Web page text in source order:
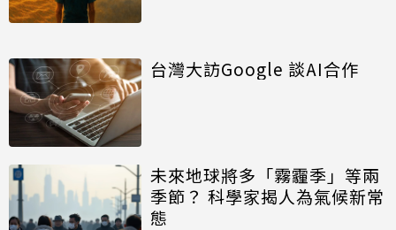
台灣大訪Google 談AI合作
未來地球將多「霧霾季」等兩
季節？ 科學家揭人為氣候新常
態